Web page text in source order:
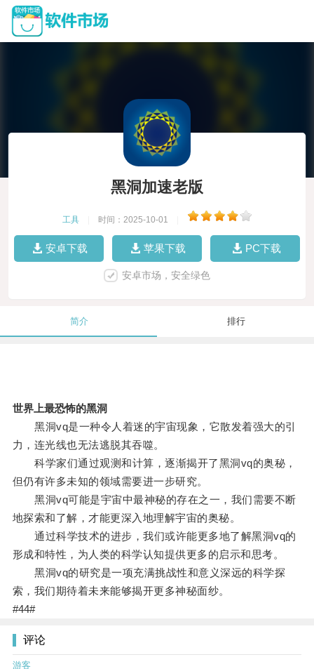
黑洞加速老版
工具 时间：2025-10-01
安卓下载 苹果下载 PC下载
安卓市场，安全绿色
简介 排行
世界上最恐怖的黑洞
黑洞vq是一种令人着迷的宇宙现象，它散发着强大的引
力，连光线也无法逃脱其吞噬。
科学家们通过观测和计算，逐渐揭开了黑洞vq的奥秘，
但仍有许多未知的领域需要进一步研究。
黑洞vq可能是宇宙中最神秘的存在之一，我们需要不断
地探索和了解，才能更深入地理解宇宙的奥秘。
通过科学技术的进步，我们或许能更多地了解黑洞vq的
形成和特性，为人类的科学认知提供更多的启示和思考。
黑洞vq的研究是一项充满挑战性和意义深远的科学探
索，我们期待着未来能够揭开更多神秘面纱。
#44#
评论
游客